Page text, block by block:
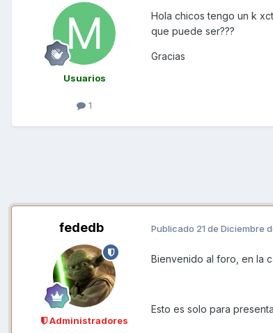
Usuarios
1
Hola chicos tengo un k
que puede ser???
Gracias
fededb
Administradores
Publicado 21 de Diciembre
Bienvenido al foro, en la
Esto es solo para